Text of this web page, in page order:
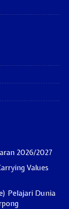
2026/2027
Values
Pelajari Dunia